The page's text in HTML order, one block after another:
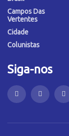
Campos Das
Vertentes
Cidade
Colunistas
Siga-nos